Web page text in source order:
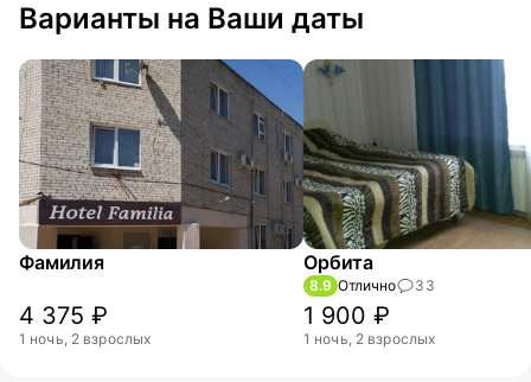
Варианты на Ваши даты
Фамилия
4 375 ₽
1 ночь, 2 взрослых
Орбита
8.9 Отлично 33
1 900 ₽
1 ночь, 2 взрослых